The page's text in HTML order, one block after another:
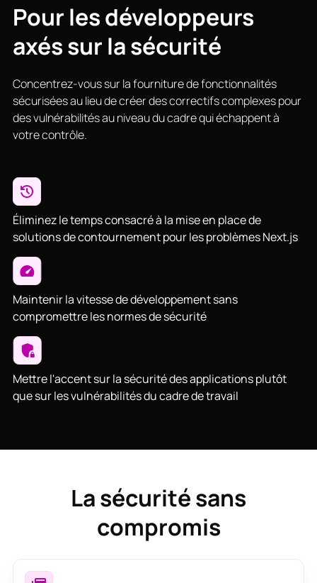
Pour les développeurs
axés sur la sécurité
Concentrez-vous sur la fourniture de fonctionnalités
sécurisées au lieu de créer des correctifs complexes pour
des vulnérabilités au niveau du cadre qui échappent à
votre contrôle.
Éliminez le temps consacré à la mise en place de
solutions de contournement pour les problèmes Next.js
Maintenir la vitesse de développement sans
compromettre les normes de sécurité
Mettre l'accent sur la sécurité des applications plutôt
que sur les vulnérabilités du cadre de travail
La sécurité sans
compromis